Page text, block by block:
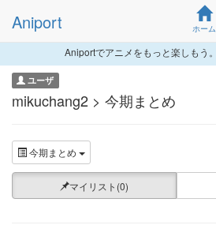
Aniport ホーム
Aniportでアニメをもっと楽しもう。
ユーザ
mikuchang2 > 今期まとめ
今期まとめ
マイリスト(0)